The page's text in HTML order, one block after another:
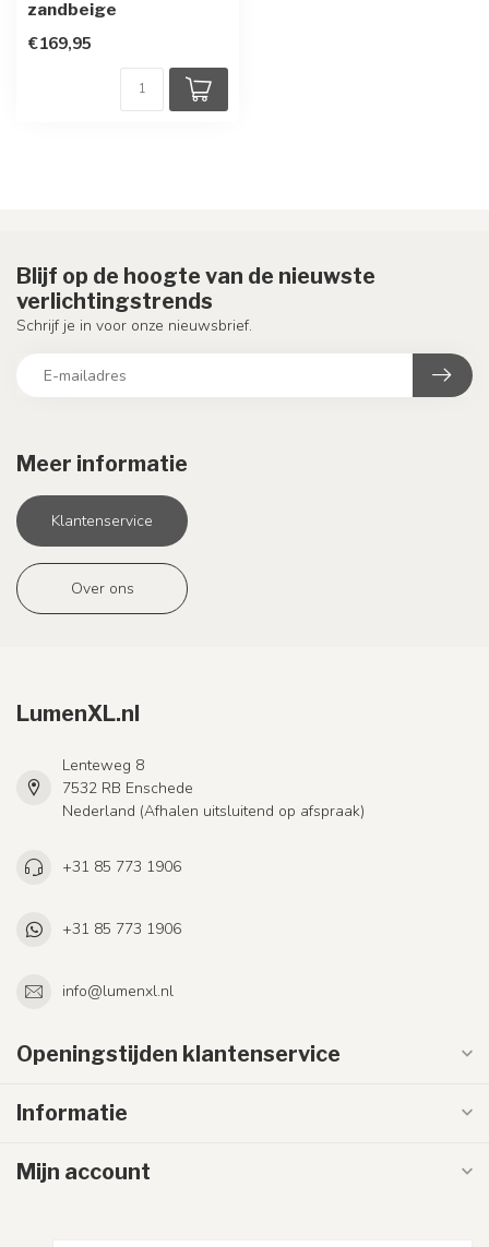
zandbeige
€169,95
Meer informatie
Klantenservice
Over ons
Blijf op de hoogte van de nieuwste
verlichtingstrends
Schrijf je in voor onze nieuwsbrief.
LumenXL.nl
Lenteweg 8
7532 RB Enschede
Nederland (Afhalen uitsluitend op afspraak)
+31 85 773 1906
+31 85 773 1906
info@lumenxl.nl
Openingstijden klantenservice
Informatie
Mijn account